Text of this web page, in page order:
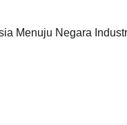
Menuju Negara